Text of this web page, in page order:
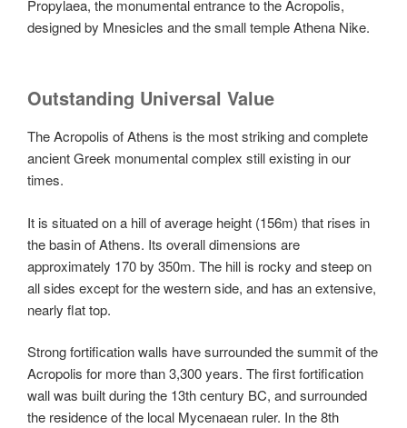
Propylaea, the monumental entrance to the Acropolis,
designed by Mnesicles and the small temple Athena Nike.
Outstanding Universal Value
The Acropolis of Athens is the most striking and complete
ancient Greek monumental complex still existing in our
times.
It is situated on a hill of average height (156m) that rises in
the basin of Athens. Its overall dimensions are
approximately 170 by 350m. The hill is rocky and steep on
all sides except for the western side, and has an extensive,
nearly flat top.
Strong fortification walls have surrounded the summit of the
Acropolis for more than 3,300 years. The first fortification
wall was built during the 13th century BC, and surrounded
the residence of the local Mycenaean ruler. In the 8th